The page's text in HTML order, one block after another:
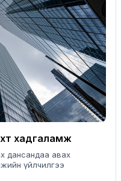
хадгаламж
дансандаа авах
үйлчилгээ